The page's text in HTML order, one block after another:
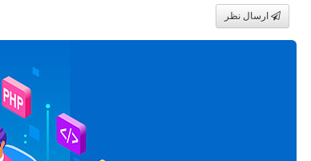
ارسال نظر